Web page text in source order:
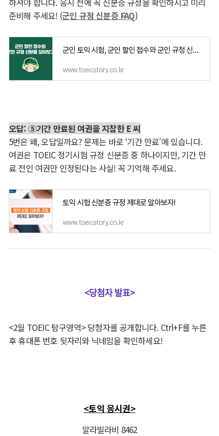
준비해 주세요! (군인 규정 신분증 FAQ)
군인 토익 시험, 군인 할인 접수와 군인 규정 신분증 알아보기
www.toeicstory.co.kr
오답: ⑤기간 만료된 여권을 지참한 E 씨
5번은 왜,오답일까요? 문제는 바로 ‘기간 만료’에 있습니다.
여권은 TOEIC 정기시험 규정 신분증 중 하나이지만, 기간 만
료 전인 여권만 인정된다는 사실! 꼭 기억해 주세요.
토익 시험 신분증 규정 제대로 알아보자!
www.toeicstory.co.kr
<당첨자 발표>
<2월 TOEIC 탐구영역> 당첨자를 공개합니다. Ctrl+F를 누른
후 휴대폰 번호 뒷자리와 닉네임을 확인하세요!
<토익 응시권>
알라빌라비 8462